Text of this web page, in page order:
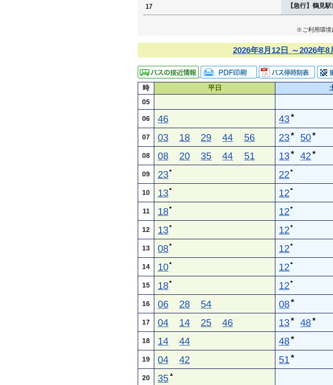
17 【急行】鶴見
※ご利用環境
2026年8月12日 ～2026年
時 平日
05
06 46 43★
07 03 18 29 44 56 23★ 50★
08 08 20 35 44 51 13★ 42 ★
09 23● 22 ●
10 13● 12 ●
11 18● 12 ●
12 13● 12 ●
13 08● 12 ●
14 10● 12 ●
15 18● 12 ●
16 06 28 54 08★
17 04 14 25 46 13★ 48★
18 14 44 48★
19 04 42 51 ★
20 35 ▲